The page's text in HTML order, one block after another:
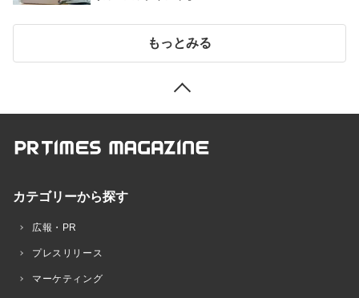
もっとみる
カテゴリーから探す
広報・PR
プレスリリース
マーケティング